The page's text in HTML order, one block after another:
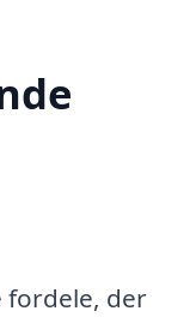
fordele, der